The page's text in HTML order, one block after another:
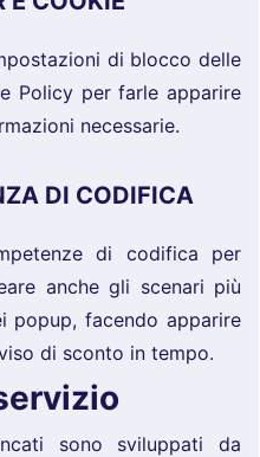
di blocco delle
Policy per farle apparire
necessarie.
DI CODIFICA
di codifica per
anche gli scenari più
popup, facendo apparire
di sconto in tempo.
sono sviluppati da